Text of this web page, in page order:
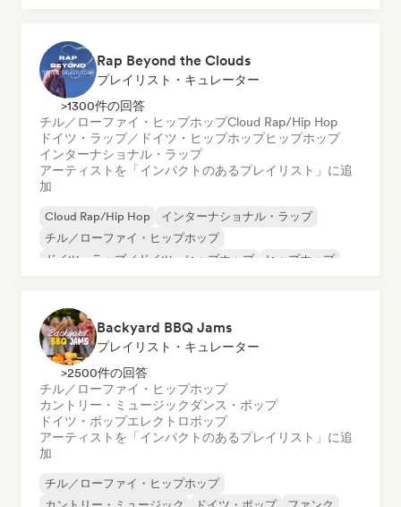
Rap Beyond the Clouds
プレイリスト・キュレーター
>1300件の回答
チル／ローファイ・ヒップホップCloud Rap/Hip Hop
ドイツ・ラップ／ドイツ・ヒップホップヒップホップ
インターナショナル・ラップ
アーティストを「インパクトのあるプレイリスト」に追
加
Cloud Rap/Hip Hop
インターナショナル・ラップ
チル／ローファイ・ヒップホップ
ドイツ・ラップ／ドイツ・ヒップホップ
ヒップホップ
Backyard BBQ Jams
プレイリスト・キュレーター
>2500件の回答
チル／ローファイ・ヒップホップ
カントリー・ミュージック ダンス・ポップ
ドイツ・ポップエレクトロポップ
アーティストを「インパクトのあるプレイリスト」に追
加
チル／ローファイ・ヒップホップ